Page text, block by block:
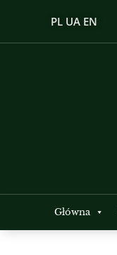
PL UA EN
Główna